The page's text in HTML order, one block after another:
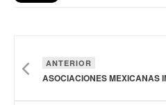
ANTERIOR